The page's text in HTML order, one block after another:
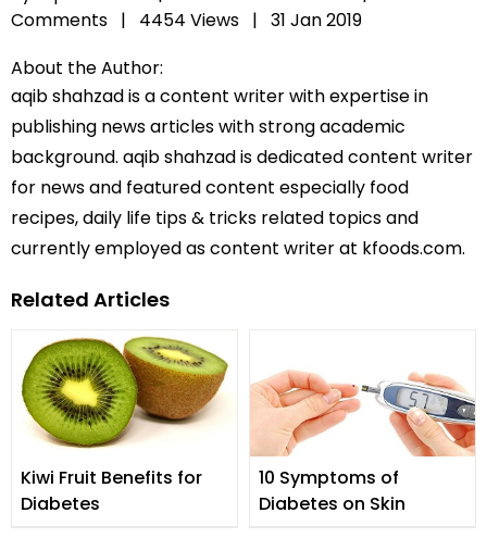
Comments |
4454 Views | 31 Jan 2019
About the Author:
aqib shahzad is a content writer with expertise in
publishing news articles with strong academic
background. aqib shahzad is dedicated content writer
for news and featured content especially food
recipes, daily life tips & tricks related topics and
currently employed as content writer at kfoods.com.
Related Articles
Kiwi Fruit Benefits for
Diabetes
10 Symptoms of
Diabetes on Skin